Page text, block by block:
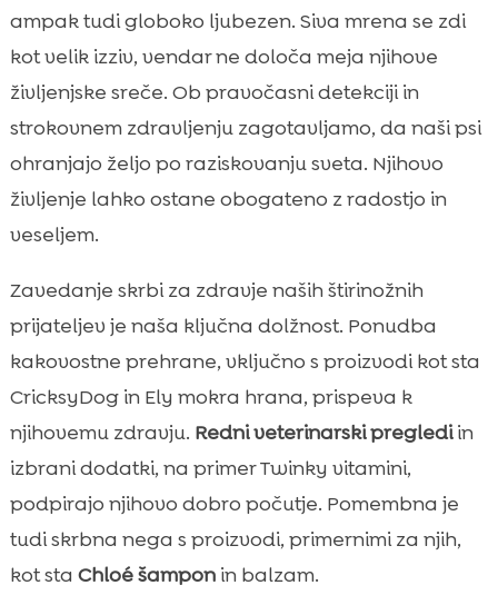
ampak tudi globoko ljubezen. Siva mrena se zdi
kot velik izziv, vendar ne določa meja njihove
življenjske sreče. Ob pravočasni detekciji in
strokovnem zdravljenju zagotavljamo, da naši psi
ohranjajo željo po raziskovanju sveta. Njihovo
življenje lahko ostane obogateno z radostjo in
veseljem.
Zavedanje skrbi za zdravje naših štirinožnih
prijateljev je naša ključna dolžnost. Ponudba
kakovostne prehrane, vključno s proizvodi kot sta
CricksyDog in Ely mokra hrana, prispeva k
njihovemu zdravju. Redni veterinarski preglediin
izbrani dodatki, na primer Twinky vitamini,
podpirajo njihovo dobro počutje. Pomembna je
tudi skrbna nega s proizvodi, primernimi za njih,
kot sta Chloé šamponin balzam.